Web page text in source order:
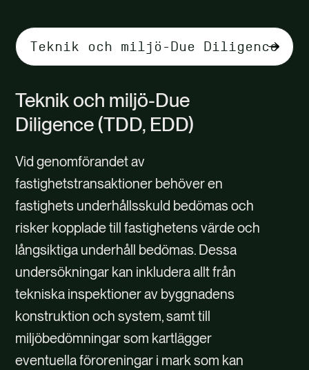
Välj
flikinnehåll
Teknik och miljö-Due
Diligence (TDD, EDD)
Vid genomförandet av
fastighetstransaktioner behöver en
fastighets underhållsskuld bedömas och
risker kopplade till fastighetens värde och
långsiktiga underhåll bedömas. Dessa
undersökningar kan inkludera allt från
tekniska inspektioner av byggnadens
konstruktion och system, samt till
miljöbedömningar som kartlägger
eventuella föroreningar i mark som kan